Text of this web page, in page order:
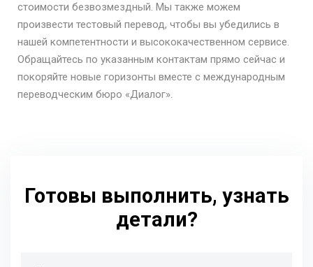
стоимости безвозмездный. Мы также можем
произвести тестовый перевод, чтобы вы убедились в
нашей компетентности и высококачественном сервисе.
Обращайтесь по указанным контактам прямо сейчас и
покоряйте новые горизонты вместе с международным
переводческим бюро «Диалог».
Готовы выполнить, узнать
детали?